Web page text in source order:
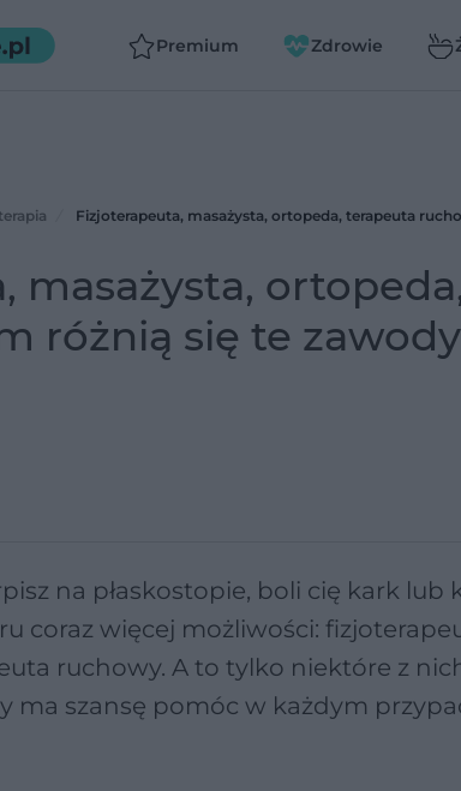
Premium Zdrowie
Fizjoterapeuta, masażysta, ortopeda, terapeuta
masażysta,
różnią się te
na płaskostopie, boli cię kark lub
coraz więcej możliwości:
ruchowy. A to tylko niektóre z
ma szansę pomóc w każdym